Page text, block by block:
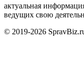
актуальная
ведущих свою
© 2019-2026